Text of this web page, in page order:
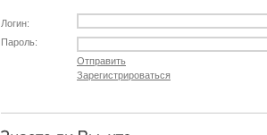
Логин:
Пароль:
Отправить
Зарегистрироваться